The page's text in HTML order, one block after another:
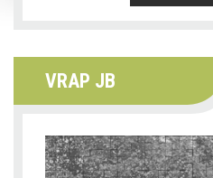
VRAP JB